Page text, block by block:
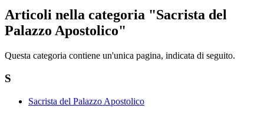
Articoli nella categoria "Sacrista del
Palazzo Apostolico"
Questa categoria contiene un'unica pagina, indicata di seguito.
S
Sacrista del Palazzo Apostolico